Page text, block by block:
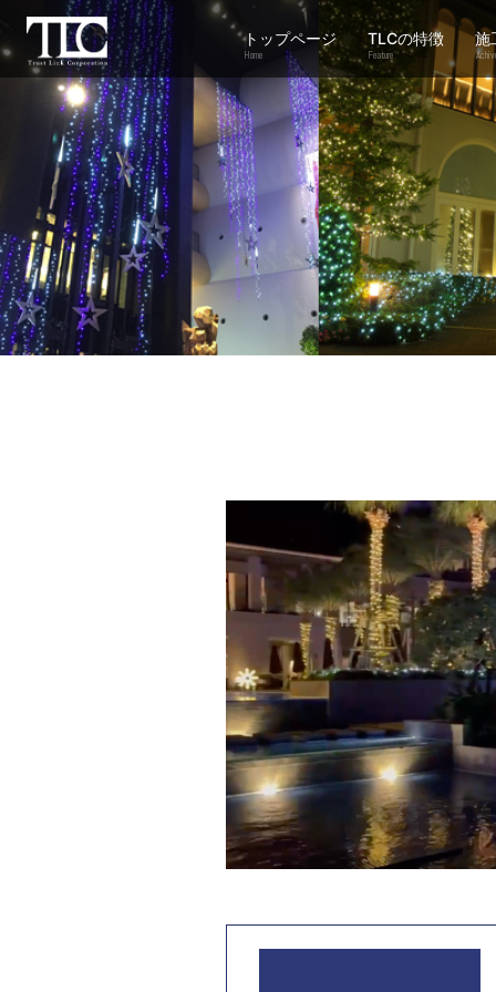
トップページ
Home
TLCの特徴
Feature
施